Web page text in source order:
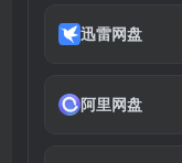
迅雷网盘
阿里网盘